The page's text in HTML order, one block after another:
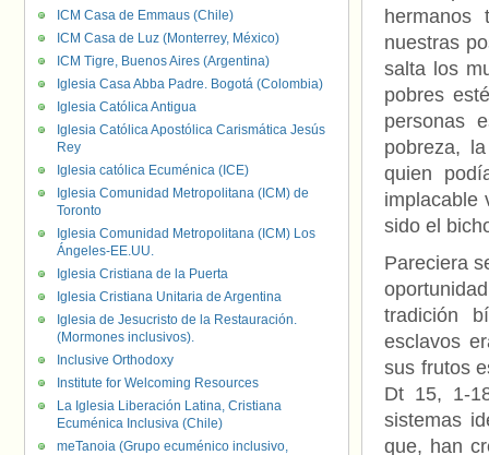
hermanos
nuestras
salta los
pobres
personas
pobreza,
quien
implacable
sido el
Pareciera
tradición
esclavos
sus frutos
Dt 15, 1-
sistemas
que, han
ICM Casa de Emmaus (Chile)
ICM Casa de Luz (Monterrey, México)
ICM Tigre, Buenos Aires (Argentina)
Iglesia Casa Abba Padre. Bogotá (Colombia)
Iglesia Católica Antigua
Iglesia Católica Apostólica Carismática Jesús
Rey
Iglesia católica Ecuménica (ICE)
Iglesia Comunidad Metropolitana (ICM) de
Toronto
Iglesia Comunidad Metropolitana (ICM) Los
Ángeles-EE.UU.
Iglesia Cristiana de la Puerta
Iglesia Cristiana Unitaria de Argentina
Iglesia de Jesucristo de la Restauración.
(Mormones inclusivos).
Inclusive Orthodoxy
Institute for Welcoming Resources
La Iglesia Liberación Latina, Cristiana
Ecuménica Inclusiva (Chile)
meTanoia (Grupo ecuménico inclusivo,